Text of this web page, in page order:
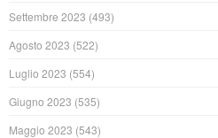
Settembre 2023 (493)
Agosto 2023 (522)
Luglio 2023 (554)
Giugno 2023 (535)
Maggio 2023 (543)